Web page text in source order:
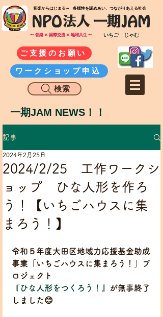
​音楽からはじまる∞ 多様性を認めあい、つながりあえる社会
〜 音楽 ✕ 国際交流 ✕ 地域共生 〜 いちご じゃむ
ご支援のお願い
ワークショップ申込
検索
一期JAM NEWS！！
記事
2024/2/25 工作ワークシ
ョップ ひな人形を作ろ
う！【いちごハウスに集
まろう！】
2024年2月25日
令和５年度大田区地域力応援基金助成
事業「いちごハウスに集まろう！」プ
ロジェクト
『 ひな人形をつくろう！
が無事終了
しました😊